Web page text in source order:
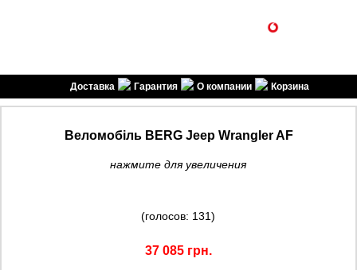
Доставка Гарантия О компании Корзина
Веломобіль BERG Jeep Wrangler AF
нажмите для увеличения
(голосов: 131)
37 085 грн.